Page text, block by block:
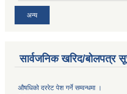
अन्य
सार्वजनिक खरिद/बोलपत्र
औषधिको दररेट पेश गर्ने सम्वन्धमा ।